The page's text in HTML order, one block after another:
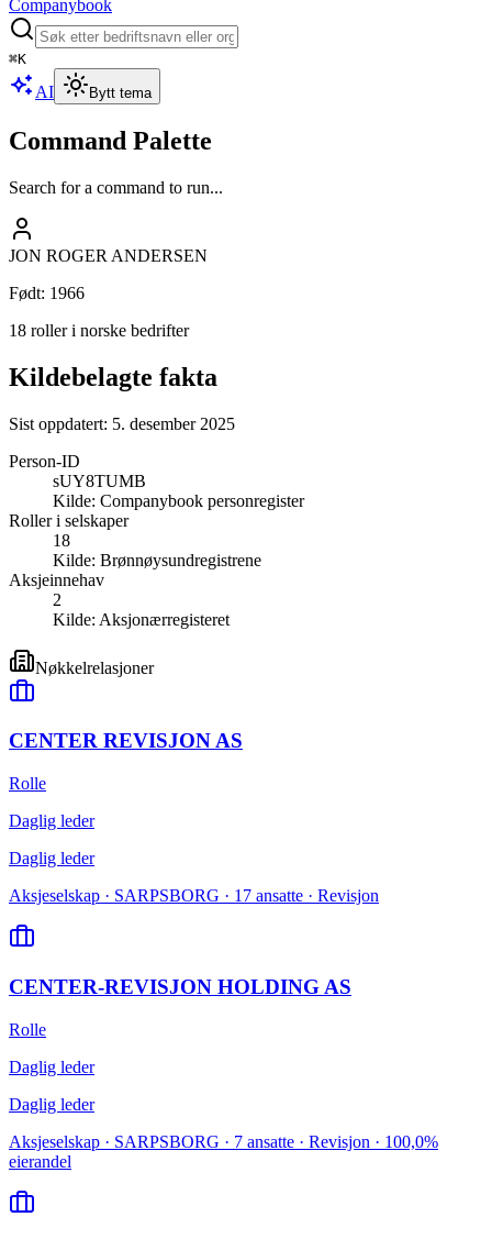
Companybook
⌘K
AI Bytt tema
Command Palette
Search for a command to run...
JON ROGER ANDERSEN
Født: 1966
18 roller i norske bedrifter
Kildebelagte fakta
Sist oppdatert: 5. desember 2025
Person-ID
sUY8TUMB
Kilde: Companybook personregister
Roller i selskaper
18
Kilde: Brønnøysundregistrene
Aksjeinnehav
2
Kilde: Aksjonærregisteret
Nøkkelrelasjoner
CENTER REVISJON AS
Rolle
Daglig leder
Daglig leder
Aksjeselskap · SARPSBORG · 17 ansatte · Revisjon
CENTER-REVISJON HOLDING AS
Rolle
Daglig leder
Daglig leder
Aksjeselskap · SARPSBORG · 7 ansatte · Revisjon · 100,0%
eierandel